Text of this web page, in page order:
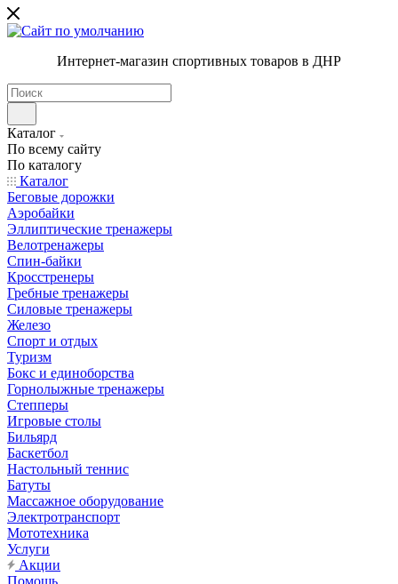
Интернет-магазин спортивных товаров в ДНР
Каталог
По всему сайту
По каталогу
Каталог
Беговые дорожки
Аэробайки
Эллиптические тренажеры
Велотренажеры
Спин-байки
Кросстренеры
Гребные тренажеры
Силовые тренажеры
Железо
Спорт и отдых
Туризм
Бокс и единоборства
Горнолыжные тренажеры
Степперы
Игровые столы
Бильярд
Баскетбол
Настольный теннис
Батуты
Массажное оборудование
Электротранспорт
Мототехника
Услуги
Акции
Помощь